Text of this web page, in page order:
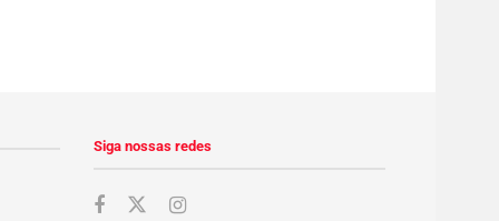
Siga nossas redes